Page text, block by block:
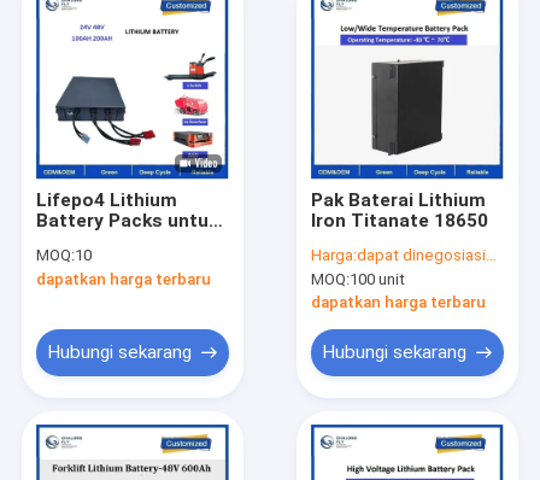
Lifepo4 Lithium
Battery Packs untuk
MOQ:10
dapatkan harga terbaru
Hubungi sekarang
Pak Baterai Lithium
Iron Titanate 18650
Harga:dapat dinegosiasikan
MOQ:100 unit
dapatkan harga terbaru
Hubungi sekarang